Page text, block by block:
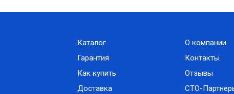
Каталог
Гарантия
Как купить
Доставка
О компании
Контакты
Отзывы
СТО-